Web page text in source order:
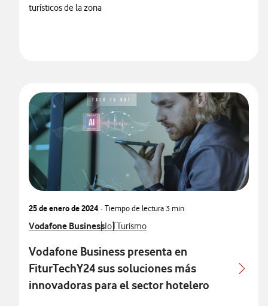
turísticos de la zona
25 de enero de 2024 - Tiempo de lectura3 min
Ver más notas de prensa relacionados con
Vodafone BusinessVer más notas de prensa relacionados con
IoTVer más notas de prensa relacionados
Turismo
Vodafone Business presenta en
FiturTechY24 sus soluciones más
innovadoras para el sector hotelero